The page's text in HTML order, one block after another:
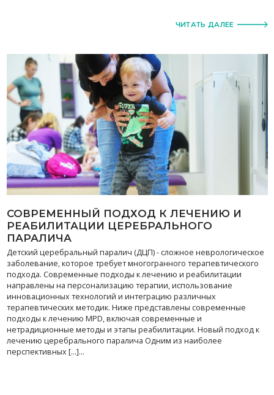
ЧИТАТЬ ДАЛЕЕ
СОВРЕМЕННЫЙ ПОДХОД К ЛЕЧЕНИЮ И
РЕАБИЛИТАЦИИ ЦЕРЕБРАЛЬНОГО
ПАРАЛИЧА
Детский церебральный паралич (ДЦП) - сложное неврологическое
заболевание, которое требует многогранного терапевтического
подхода. Современные подходы к лечению и реабилитации
направлены на персонализацию терапии, использование
инновационных технологий и интеграцию различных
терапевтических методик. Ниже представлены современные
подходы к лечению MPD, включая современные и
нетрадиционные методы и этапы реабилитации. Новый подход к
лечению церебрального паралича Одним из наиболее
перспективных [...]...